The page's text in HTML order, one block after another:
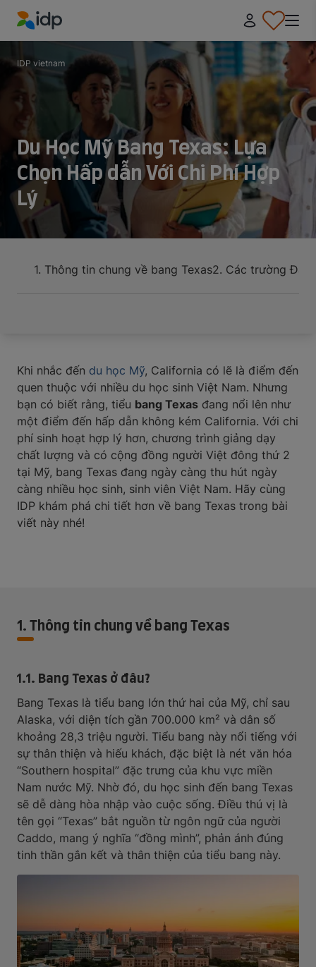
IDP Education
IDP vietnam
Du Học Mỹ Bang Texas: Lựa
Chọn Hấp dẫn Với Chi Phí Hợp
Lý
1. Thông tin chung về bang Texas2. Các trường Đại
Khi nhắc đến du học Mỹ, California có lẽ là điểm đến
quen thuộc với nhiều du học sinh Việt Nam. Nhưng
bạn có biết rằng, tiểu bang Texas đang nổi lên như
một điểm đến hấp dẫn không kém California. Với chi
phí sinh hoạt hợp lý hơn, chương trình giảng dạy
chất lượng và có cộng đồng người Việt đông thứ 2
tại Mỹ, bang Texas đang ngày càng thu hút ngày
càng nhiều học sinh, sinh viên Việt Nam. Hãy cùng
IDP khám phá chi tiết hơn về bang Texas trong bài
viết này nhé!
1. Thông tin chung về bang Texas
1.1. Bang Texas ở đâu?
Bang Texas là tiểu bang lớn thứ hai của Mỹ, chỉ sau
Alaska, với diện tích gần 700.000 km² và dân số
khoảng 28,3 triệu người. Tiểu bang này nổi tiếng với
sự thân thiện và hiếu khách, đặc biệt là nét văn hóa
“Southern hospital” đặc trưng của khu vực miền
Nam nước Mỹ. Nhờ đó, du học sinh đến bang Texas
sẽ dễ dàng hòa nhập vào cuộc sống. Điều thú vị là
tên gọi “Texas” bắt nguồn từ ngôn ngữ của người
Caddo, mang ý nghĩa “đồng mình”, phản ánh đúng
tinh thần gắn kết và thân thiện của tiểu bang này.